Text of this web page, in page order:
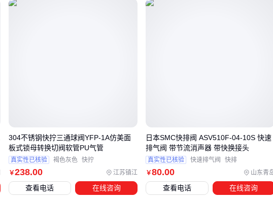
采购三通快拧后，许多用户会发现通用扳手容易在快拧表面留
下压痕，甚至导致密封面变形。这是因为快拧结构的精密性要
求工具与接头轮廓完全匹配，普通活动扳手的受力点分布不
均。
￥238.00 江苏镇江
304不锈钢快拧三通球阀YFP-1A仿美面
板式锁母转换切阀软管PU气管
真实性已核验 褐色灰色 快拧
查看电话 在线咨询
￥80.00 山东青
日本SMC快排阀 ASV510F-04-10S 快速
排气阀 带节流消声器 带快换接头
真实性已核验 快速排气阀 快排
查看电话 在线咨询